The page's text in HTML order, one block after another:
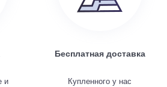
и
Бесплатная доставка
Купленного у нас